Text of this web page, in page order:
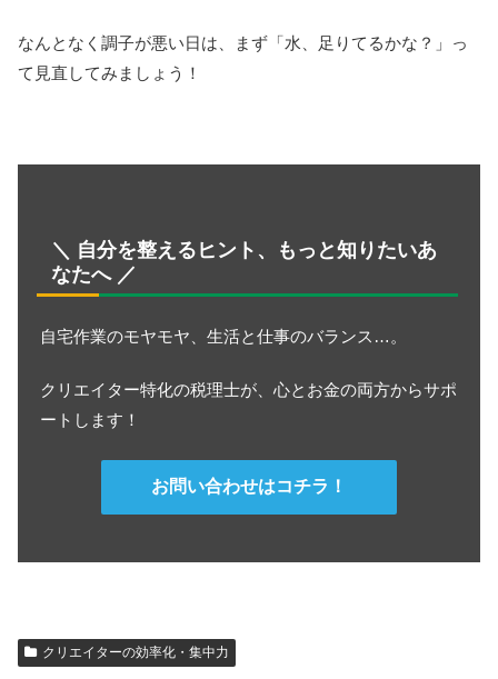
なんとなく調子が悪い日は、まず「水、足りてるかな？」っ
て見直してみましょう！
＼ 自分を整えるヒント、もっと知りたいあ
なたへ ／
自宅作業のモヤモヤ、生活と仕事のバランス…。
クリエイター特化の税理士が、心とお金の両方からサポ
ートします！
お問い合わせはコチラ！
クリエイターの効率化・集中力